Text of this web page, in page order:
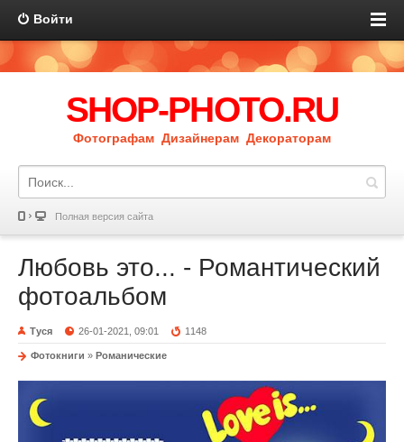
Войти
SHOP-PHOTO.RU
Фотографам Дизайнерам Декораторам
Полная версия сайта
Любовь это... - Романтический
фотоальбом
Туся 26-01-2021, 09:01 1148
Фотокниги » Романические